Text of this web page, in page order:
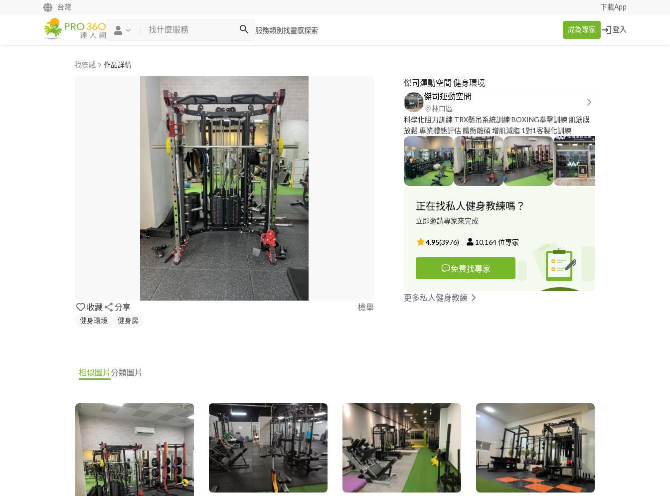
台灣 下載App
服務類別 找靈感探索 成為專家 登入
找靈感 作品詳情
收藏 分享 檢舉
健身環境 健身房
傑司運動空間 健身環境
傑司運動空間
林口區
科學化阻力訓練 TRX懸吊系統訓練 BOXING拳擊訓練 肌筋膜
放鬆 專業體態評估 體態雕碩 增肌減脂 1對1客製化訓練
正在找私人健身教練嗎？
立即邀請專家來完成
4.95(3976) 10,164位專家
免費找專家
更多私人健身教練
相似圖片分類圖片